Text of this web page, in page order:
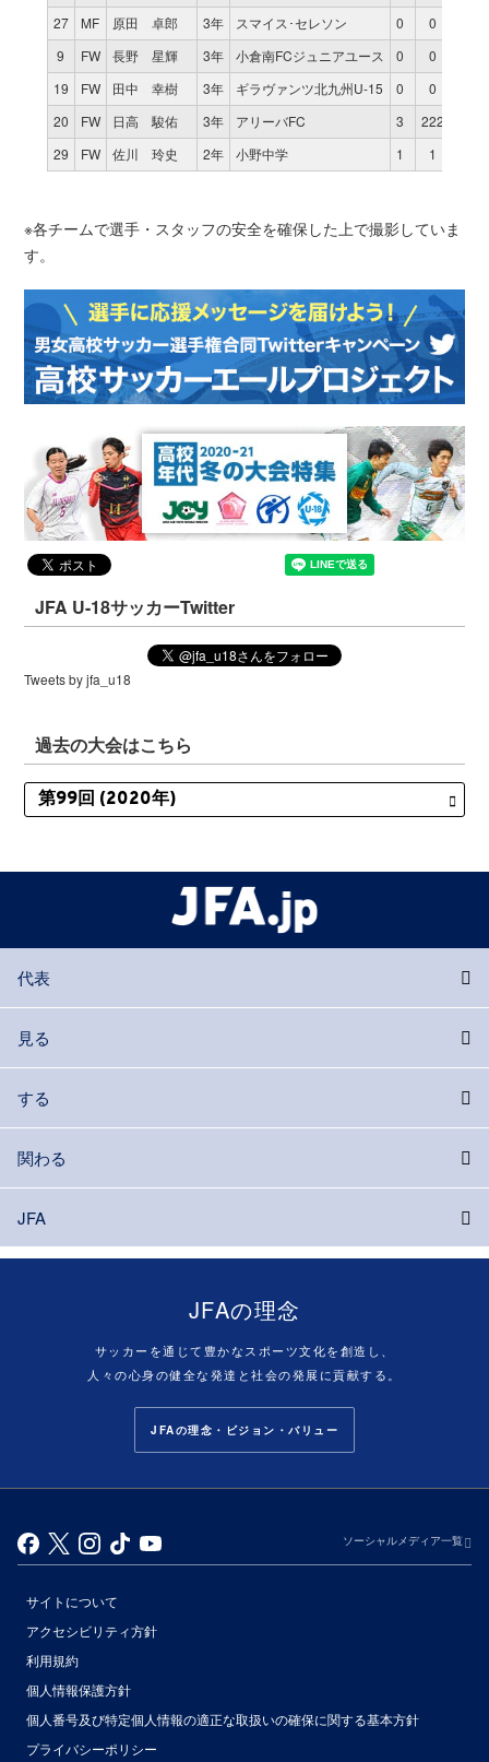
27
MF 原田 卓郎 3年 スマイス･セレソン 0 0
9
FW 長野 星輝 3年 小倉南FCジュニアユース 0 0
19
FW 田中 幸樹 3年 ギラヴァンツ北九州U-15 0 0
20
FW 日高 駿佑 3年 アリーバFC 3 222
29
FW 佐川 玲史 2年 小野中学 1 1
※各チームで選手・スタッフの安全を確保した上で撮影していま
す。
JFA U-18サッカーTwitter
Tweets by jfa_u18
過去の大会はこちら
代表
見る
する
関わる
JFA
JFAの理念
サッカーを通じて豊かなスポーツ文化を創造し、
人々の心身の健全な発達と社会の発展に貢献する。
JFAの理念・ビジョン・バリュー
ソーシャルメディア一覧
サイトについて
アクセシビリティ方針
利用規約
個人情報保護方針
個人番号及び特定個人情報の適正な取扱いの確保に関する基本方針
プライバシーポリシー